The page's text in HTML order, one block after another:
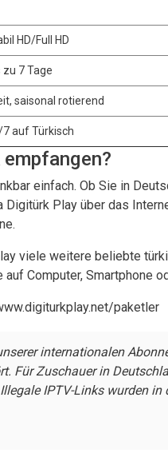
HD/Full HD
zu 7 Tage
saisonal rotierend
7 auf Türkisch
einfach. Ob Sie in
Digitürk Play über das
viele weitere beliebte
Computer, Smartphone
paketler
internationalen
Für Zuschauer in
IPTV-Links wurden